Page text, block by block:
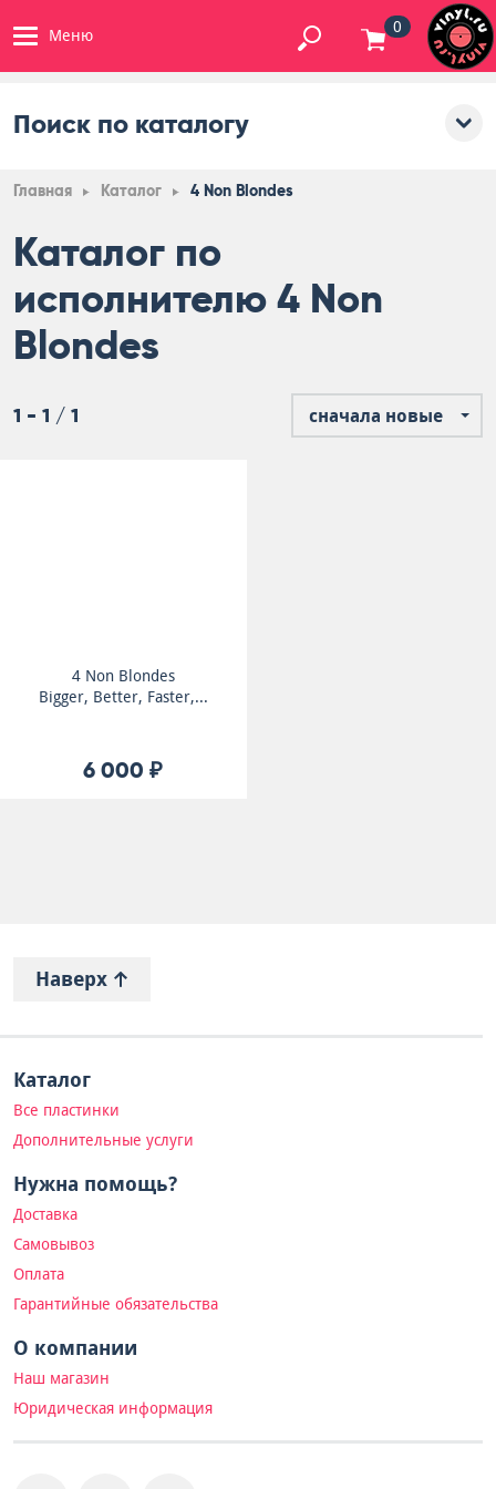
Меню 0
Поиск по каталогу
Главная Каталог 4 Non Blondes
Каталог по
исполнителю 4 Non
Blondes
1 - 1 / 1 сначала новые
4 Non Blondes
Bigger, Better, Faster,...
6 000 ₽
Наверх
Каталог
Все пластинки
Дополнительные услуги
Нужна помощь?
Доставка
Самовывоз
Оплата
Гарантийные обязательства
О компании
Наш магазин
Юридическая информация